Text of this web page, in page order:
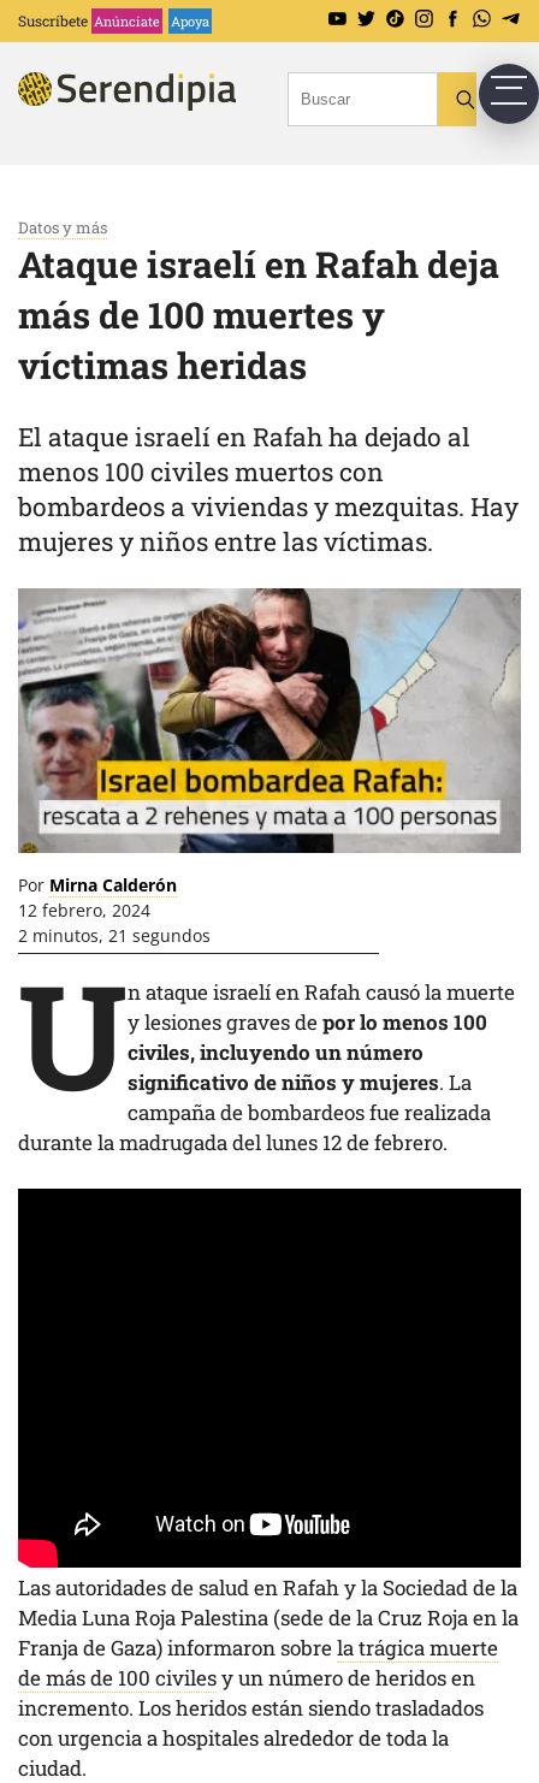
Suscríbete Anúnciate Apoya
Datos y más
Ataque israelí en Rafah deja
más de 100 muertes y
víctimas heridas
El ataque israelí en Rafah ha dejado al
menos 100 civiles muertos con
bombardeos a viviendas y mezquitas. Hay
mujeres y niños entre las víctimas.
Por Mirna Calderón
12 febrero, 2024
2 minutos, 21 segundos
Un ataque israelí en Rafah causó la muerte
y lesiones graves depor lo menos 100
civiles, incluyendo un número
significativo de niños y mujeres. La
campaña de bombardeos fue realizada
durante la madrugada del lunes 12 de febrero.
Las autoridades de salud en Rafah y la Sociedad de la
Media Luna Roja Palestina (sede de la Cruz Roja en la
Franja de Gaza) informaron sobrela trágica muerte
de más de 100 civilesy un número de heridos en
incremento. Los heridos están siendo trasladados
con urgencia a hospitales alrededor de toda la
ciudad.